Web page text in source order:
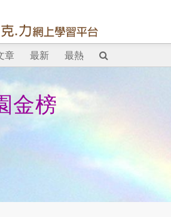
章
最新 最熱
金榜